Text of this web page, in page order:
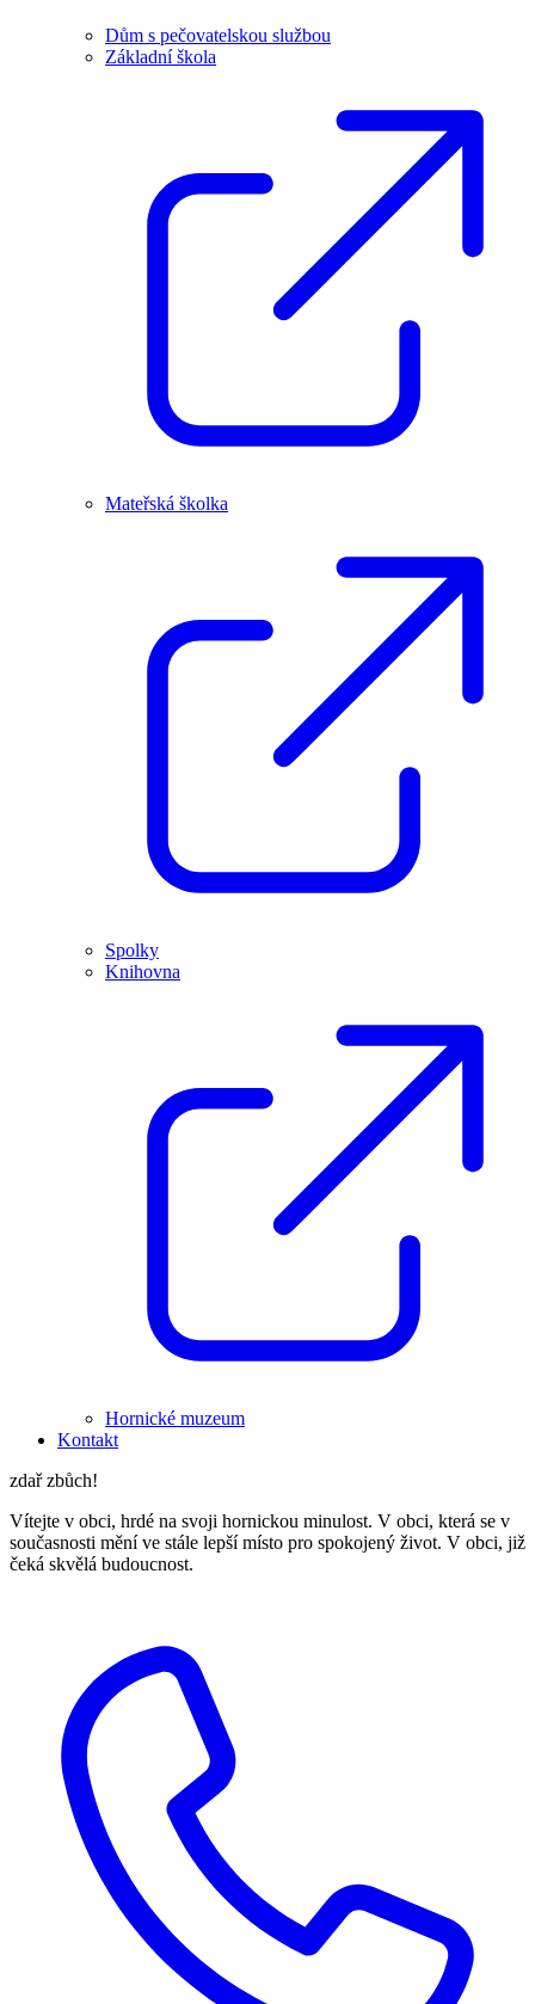
Dům s pečovatelskou službou
Základní škola
Mateřská školka
Spolky
Knihovna
Hornické muzeum
Kontakt
zdař zbůch!
Vítejte v obci, hrdé na svoji hornickou minulost. V obci, která se v
současnosti mění ve stále lepší místo pro spokojený život. V obci, již
čeká skvělá budoucnost.